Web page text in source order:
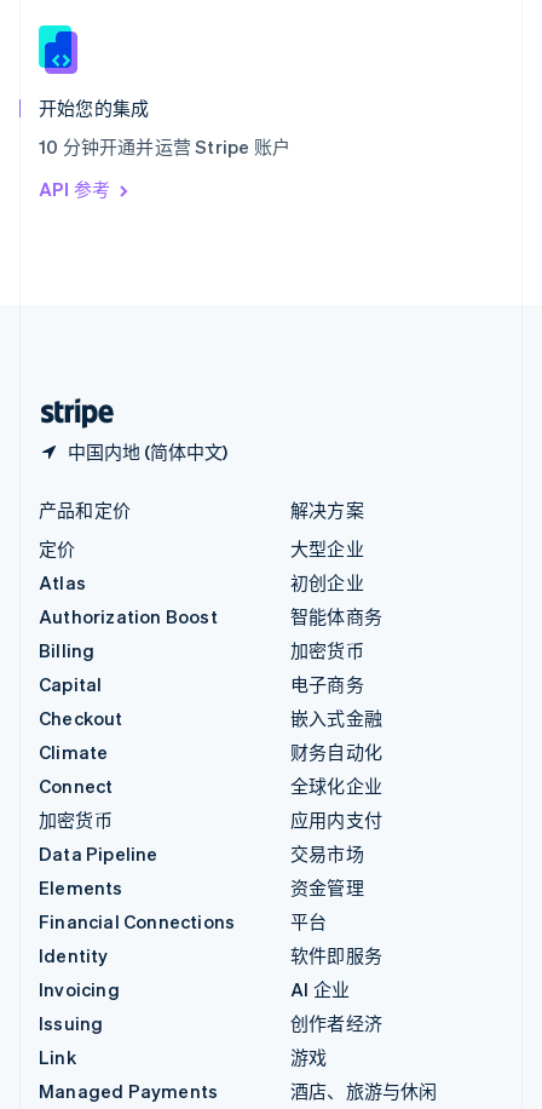
开始您的集成
10 分钟开通并运营 Stripe 账户
API 参考
中国内地 (简体中文)
新西兰
匈牙利
English
ItalianoEnglish
印度
English
产品和定价
定价
Atlas
Authorization Boost
Billing
Capital
Checkout
Climate
Connect
加密货币
Data Pipeline
Elements
Financial Connections
Identity
Invoicing
Issuing
Link
Managed Payments
解决方案
大型企业
初创企业
智能体商务
加密货币
电子商务
嵌入式金融
财务自动化
全球化企业
应用内支付
交易市场
资金管理
平台
软件即服务
AI 企业
创作者经济
游戏
酒店、旅游与休闲